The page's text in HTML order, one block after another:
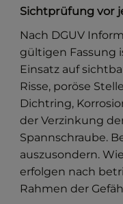
Sichtprüfung vor
Nach DGUV
gültigen Fassung
Einsatz auf
Risse, poröse
Dichtring,
der Verzinkung
Spannschraube.
auszusondern.
erfolgen nach
Rahmen der